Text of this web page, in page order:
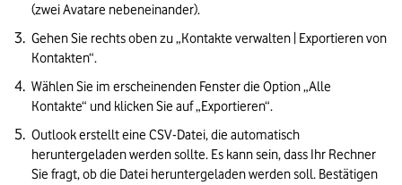
(zwei Avatare nebeneinander).
Gehen Sie rechts oben zu „Kontakte verwalten | Exportieren von
Kontakten“.
Wählen Sie im erscheinenden Fenster die Option „Alle
Kontakte“ und klicken Sie auf „Exportieren“.
Outlook erstellt eine CSV-Datei, die automatisch
heruntergeladen werden sollte. Es kann sein, dass Ihr Rechner
Sie fragt, ob die Datei heruntergeladen werden soll. Bestätigen